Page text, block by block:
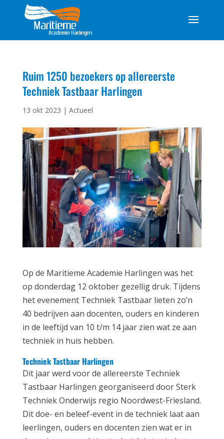
Ruim 1250 bezoekers op allereerste
Techniek Tastbaar Harlingen
13 okt 2023 | Actueel
Op de Maritieme Academie Harlingen was het
op donderdag 12 oktober gezellig druk. Tijdens
het evenement Techniek Tastbaar lieten zo’n
40 bedrijven aan docenten, ouders en kinderen
in de leeftijd van 10 t/m 14 jaar zien wat ze aan
techniek in huis hebben.
Techniek Tastbaar Harlingen
Dit jaar werd voor de allereerste Techniek
Tastbaar Harlingen georganiseerd door Sterk
Techniek Onderwijs regio Noordwest-Friesland.
Dit doe- en beleef-event in de techniek laat aan
leerlingen, ouders en docenten zien wat er in